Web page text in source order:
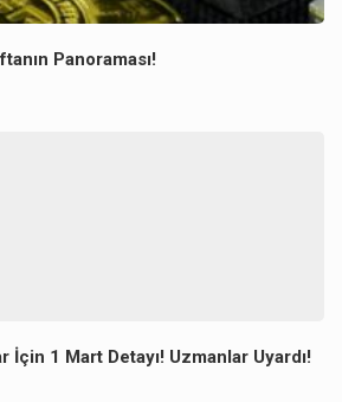
Panoraması!
İçin 1 Mart Detayı! Uzmanlar Uyardı!